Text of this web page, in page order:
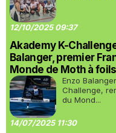
12/10/2025 09:37
Akademy K-
Balanger, premier
Monde de Moth à foils
Enzo
Challenge,
du Mond...
14/07/2025 11:30